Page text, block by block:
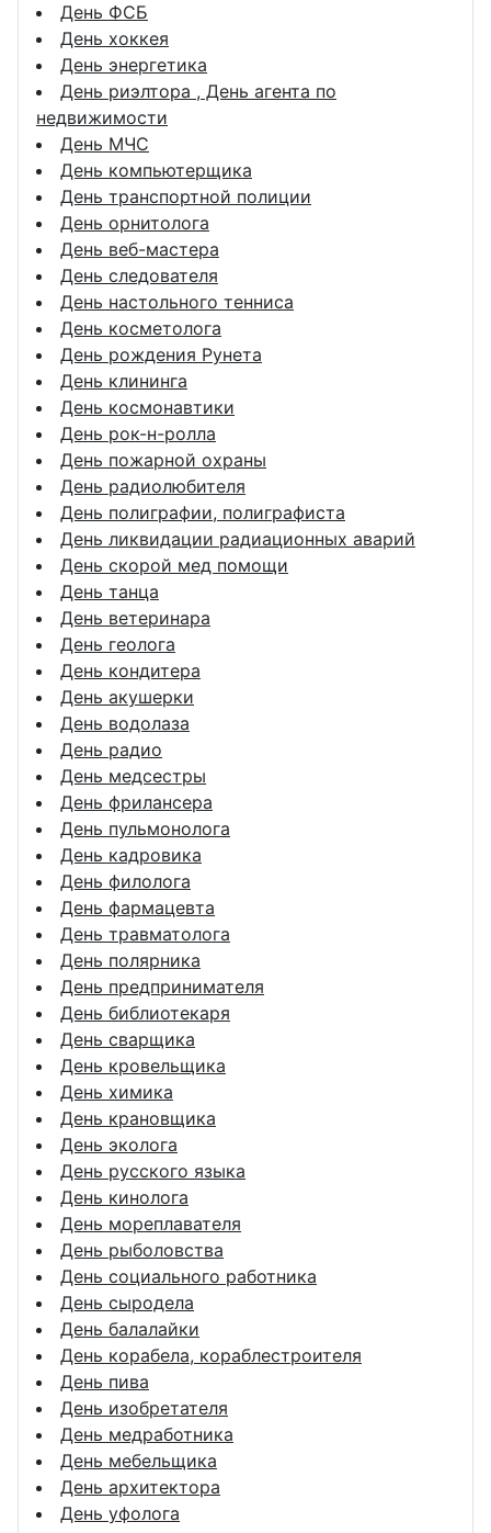
День ФСБ
День хоккея
День энергетика
День риэлтора , День агента по
недвижимости
День МЧС
День компьютерщика
День транспортной полиции
День орнитолога
День веб-мастера
День следователя
День настольного тенниса
День косметолога
День рождения Рунета
День клининга
День космонавтики
День рок-н-ролла
День пожарной охраны
День радиолюбителя
День полиграфии, полиграфиста
День ликвидации радиационных аварий
День скорой мед помощи
День танца
День ветеринара
День геолога
День кондитера
День акушерки
День водолаза
День радио
День медсестры
День фрилансера
День пульмонолога
День кадровика
День филолога
День фармацевта
День травматолога
День полярника
День предпринимателя
День библиотекаря
День сварщика
День кровельщика
День химика
День крановщика
День эколога
День русского языка
День кинолога
День мореплавателя
День рыболовства
День социального работника
День сыродела
День балалайки
День корабела, кораблестроителя
День пива
День изобретателя
День медработника
День мебельщика
День архитектора
День уфолога